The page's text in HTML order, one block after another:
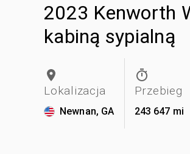
2023 Kenworth
kabiną sypialną
Lokalizacja
Newnan, GA
Przebieg
243 647 mi